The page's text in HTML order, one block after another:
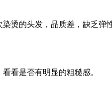
烫的头发，品质差，缺乏弹
看是否有明显的粗糙感。